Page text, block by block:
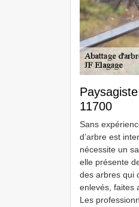
11700
Sans
d’arbre est
nécessite un
elle présente
des arbres qui
enlevés, faites
Les